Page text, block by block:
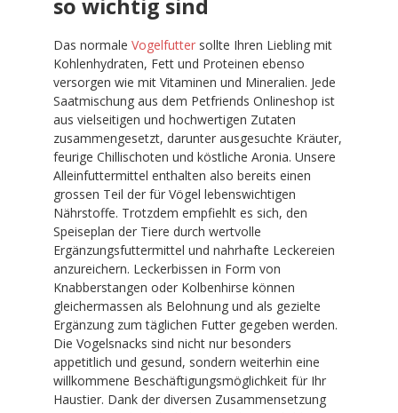
so wichtig sind
Das normale Vogelfutter sollte Ihren Liebling mit
Kohlenhydraten, Fett und Proteinen ebenso
versorgen wie mit Vitaminen und Mineralien. Jede
Saatmischung aus dem Petfriends Onlineshop ist
aus vielseitigen und hochwertigen Zutaten
zusammengesetzt, darunter ausgesuchte Kräuter,
feurige Chillischoten und köstliche Aronia. Unsere
Alleinfuttermittel enthalten also bereits einen
grossen Teil der für Vögel lebenswichtigen
Nährstoffe. Trotzdem empfiehlt es sich, den
Speiseplan der Tiere durch wertvolle
Ergänzungsfuttermittel und nahrhafte Leckereien
anzureichern. Leckerbissen in Form von
Knabberstangen oder Kolbenhirse können
gleichermassen als Belohnung und als gezielte
Ergänzung zum täglichen Futter gegeben werden.
Die Vogelsnacks sind nicht nur besonders
appetitlich und gesund, sondern weiterhin eine
willkommene Beschäftigungsmöglichkeit für Ihr
Haustier. Dank der diversen Zusammensetzung